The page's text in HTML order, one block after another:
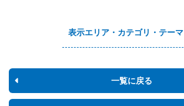
表示エリア・カテゴリ・テーマ
一覧に戻る